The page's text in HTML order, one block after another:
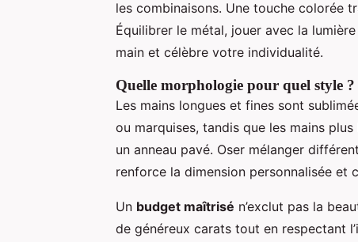
les combinaisons. Une touche colorée
Équilibrer le métal, jouer avec la
main et célèbre votre individualité.
Quelle morphologie pour quel style ?
Les mains longues et fines sont
ou marquises, tandis que les mains
un anneau pavé. Oser mélanger
renforce la dimension personnalisée et
Un budget maîtrisé n’exclut pas la
de généreux carats tout en respectant